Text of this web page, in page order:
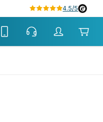
4.5/5